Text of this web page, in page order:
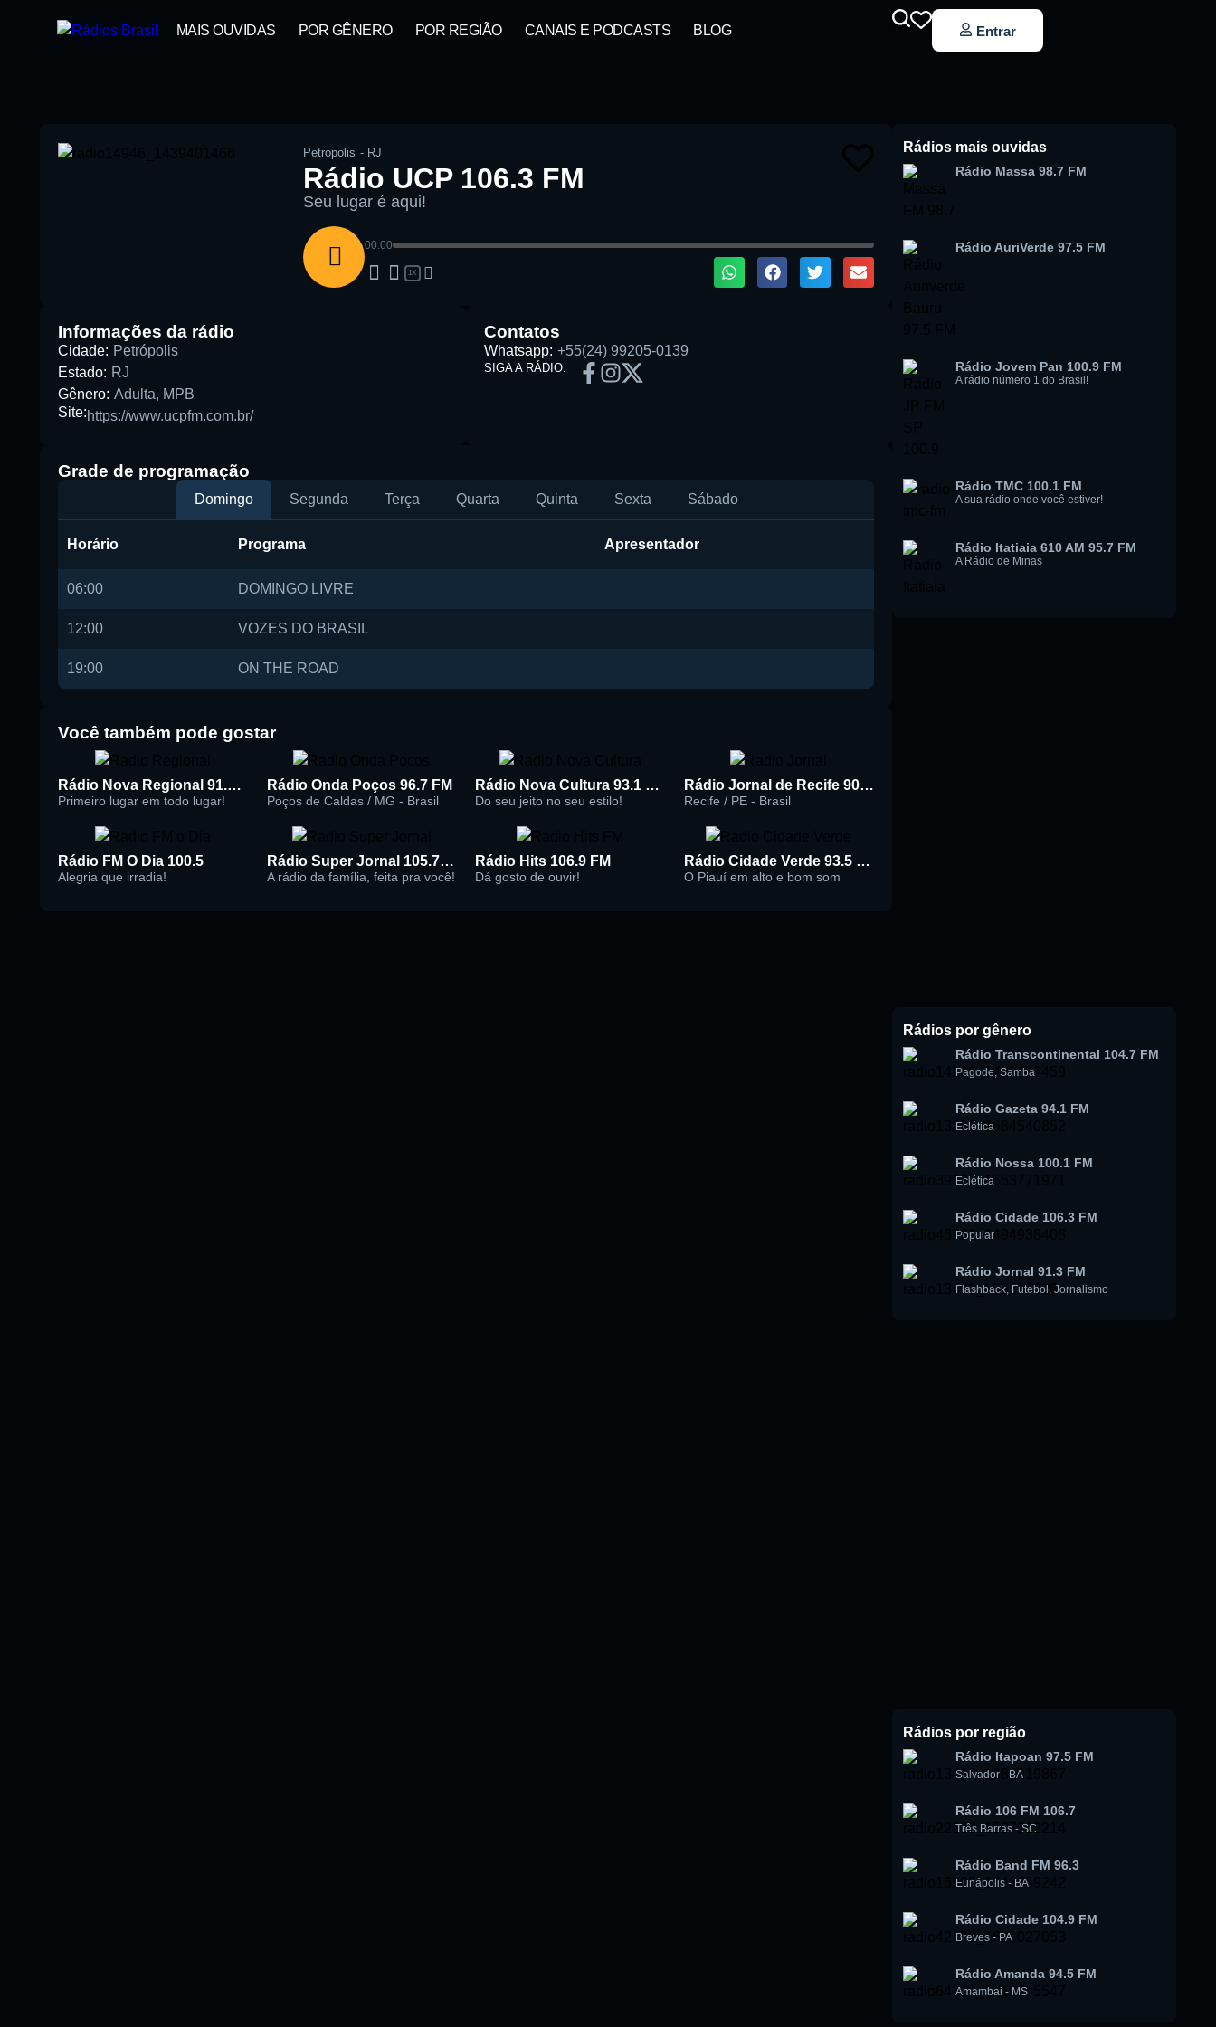
MAIS OUVIDAS POR GÊNERO POR REGIÃO CANAIS E PODCASTS BLOG
Pesquise aqui a sua rádio favorita:
Entrar
Petrópolis - RJ
Rádio UCP 106.3 FM
Seu lugar é aqui!
00:00
1X
Informações da rádio
Cidade: Petrópolis
Estado: RJ
Gênero: Adulta, MPB
Site:https://www.ucpfm.com.br/
Contatos
Whatsapp: +55(24) 99205-0139
SIGA A RÁDIO:
Grade de programação
Domingo Segunda Terça Quarta Quinta Sexta Sábado
Horário Programa Apresentador
06:00 DOMINGO LIVRE
12:00 VOZES DO BRASIL
19:00 ON THE ROAD
Você também pode gostar
Rádio Nova Regional 91.5 FM
Primeiro lugar em todo lugar!
Rádio Onda Poços 96.7 FM
Poços de Caldas / MG - Brasil
Rádio Nova Cultura 93.1 FM
Do seu jeito no seu estilo!
Rádio Jornal de Recife 90.3 FM
Recife / PE - Brasil
Rádio FM O Dia 100.5
Alegria que irradia!
Rádio Super Jornal 105.7 FM
A rádio da família, feita pra você!
Rádio Hits 106.9 FM
Dá gosto de ouvir!
Rádio Cidade Verde 93.5 FM
O Piauí em alto e bom som
Rádios mais ouvidas
Rádio Massa 98.7 FM
Rádio AuriVerde 97.5 FM
Rádio Jovem Pan 100.9 FM
A rádio número 1 do Brasil!
Rádio TMC 100.1 FM
A sua rádio onde você estiver!
Rádio Itatiaia 610 AM 95.7 FM
A Rádio de Minas
Rádios por gênero
Rádio Transcontinental 104.7 FM
Pagode, Samba
Rádio Gazeta 94.1 FM
Eclética
Rádio Nossa 100.1 FM
Eclética
Rádio Cidade 106.3 FM
Popular
Rádio Jornal 91.3 FM
Flashback, Futebol , Jornalismo
Rádios por região
Rádio Itapoan 97.5 FM
Salvador - BA
Rádio 106 FM 106.7
Três Barras - SC
Rádio Band FM 96.3
Eunápolis - BA
Rádio Cidade 104.9 FM
Breves - PA
Rádio Amanda 94.5 FM
Amambai - MS